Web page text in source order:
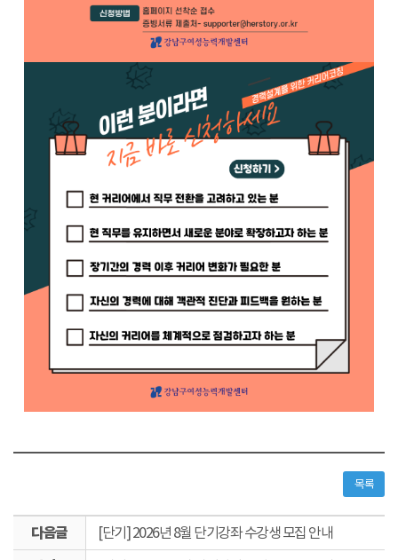
목록
[단기] 2026년 8월 단기강좌 수강생 모집 안내